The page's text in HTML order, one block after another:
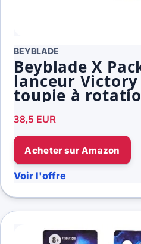
BEYBLADE
Beyblade X
lanceur Victory
toupie à
type attaque
combat dès 8
38,5 EUR
Acheter sur Amazon
Voir l'offre